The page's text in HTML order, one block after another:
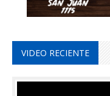
VIDEO RECIENTE